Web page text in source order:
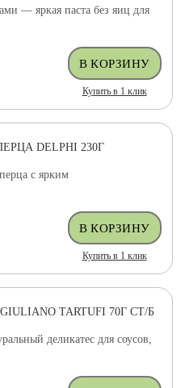
— яркая паста без яиц для
Купить в 1 клик
DELPHI 230Г
с ярким
Купить в 1 клик
TARTUFI 70Г СТ/Б
деликатес для соусов,